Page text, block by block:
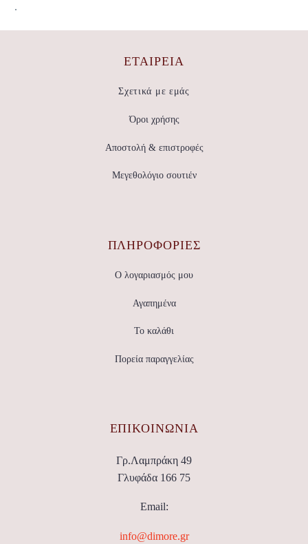
.
ΕΤΑΙΡΕΊΑ
Σχετικά με εμάς
Όροι χρήσης
Αποστολή & επιστροφές
Μεγεθολόγιο σουτιέν
ΠΛΗΡΟΦΟΡΙΕΣ
Ο λογαριασμός μου
Αγαπημένα
Το καλάθι
Πορεία παραγγελίας
ΕΠΙΚΟΙΝΩΝΊΑ
Γρ.Λαμπράκη 49
Γλυφάδα 166 75
Email:
info@dimore.gr